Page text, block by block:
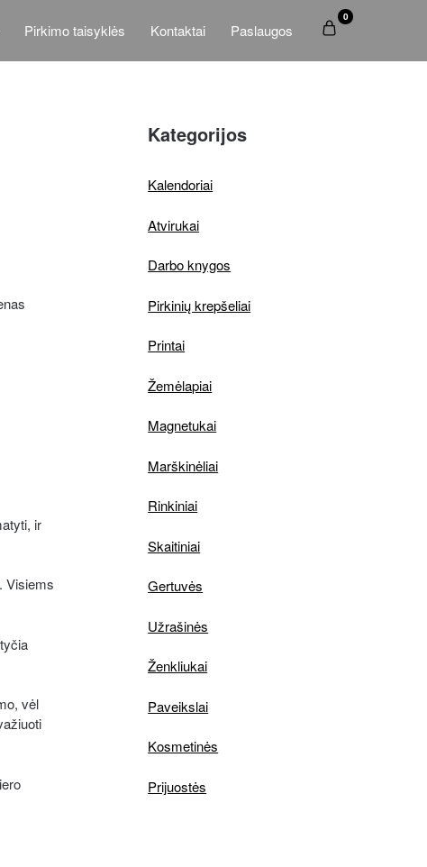
Pirkimo taisyklės Kontaktai Paslaugos
0
ir
Visiems
vėl
Kategorijos
Kalendoriai
Atvirukai
Darbo knygos
Pirkinių krepšeliai
Printai
Žemėlapiai
Magnetukai
Marškinėliai
Rinkiniai
Skaitiniai
Gertuvės
Užrašinės
Ženkliukai
Paveikslai
Kosmetinės
Prijuostės